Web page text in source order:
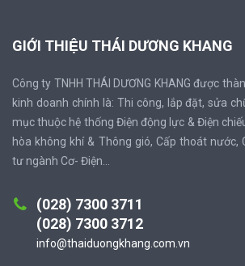
GIỚI THIỆU THÁI DƯƠNG KHANG
Công ty TNHH THÁI DƯƠNG KHANG được
kinh doanh chính là: Thi công, lắp đặt, sửa
mục thuộc hệ thống Điện động lực & Điện
hòa không khí & Thông gió, Cấp thoát nước,
tư ngành Cơ- Điện...
(028) 7300 3711
(028) 7300 3712
info@thaiduongkhang.com.vn